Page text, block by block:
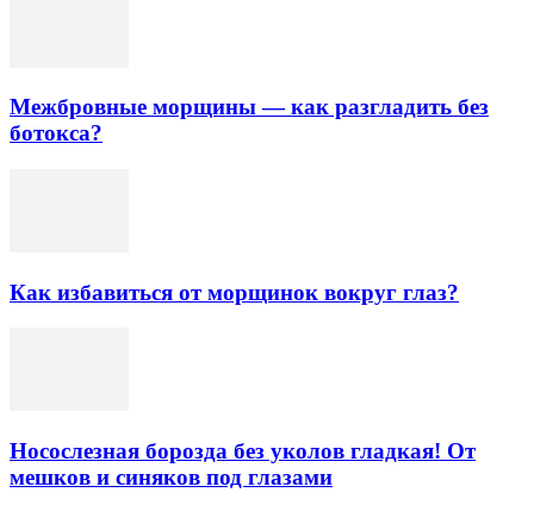
Межбровные морщины — как разгладить без
ботокса?
Как избавиться от морщинок вокруг глаз?
Носослезная борозда без уколов гладкая! От
мешков и синяков под глазами